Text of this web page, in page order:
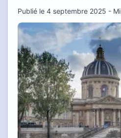
Publié le 4 septembre 2025 -